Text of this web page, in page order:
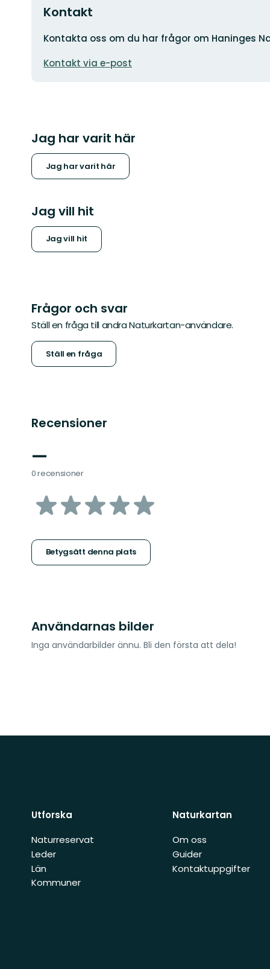
Kontakt
Adress
Kontakta oss om du har frågor om Haninges
postadress
Kontakt via e-post
Jag har varit här
Jag har varit här
Jag vill hit
Jag vill hit
Frågor och svar
Ställ en fråga till andra Naturkartan-användare.
Ställ en fråga
Recensioner
—
0 recensioner
av
stjärnor
Betygsätt denna plats
Användarnas bilder
Inga användarbilder ännu. Bli den första att dela!
Utforska
Naturreservat
Leder
Län
Kommuner
Naturkartan
Om oss
Guider
Kontaktuppgifter